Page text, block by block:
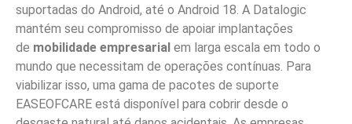
suportadas do Android, até o Android 18. A Datalogic
mantém seu compromisso de apoiar implantações
de mobilidade empresarial em larga escala em todo o
mundo que necessitam de operações contínuas. Para
viabilizar isso, uma gama de pacotes de suporte
EASEOFCARE está disponível para cobrir desde o